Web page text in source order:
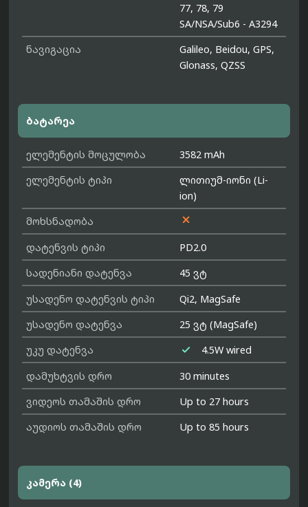
77, 78, 79
SA/NSA/Sub6 - A3294
ნავიგაცია
Galileo, Beidou, GPS,
Glonass, QZSS
ბატარეა
ელემენტის მოცულობა
3582 mAh
ელემენტის ტიპი
ლითიუმ-იონი (Li-
ion)
მოხსნადობა

დატენვის ტიპი
PD2.0
სადენიანი დატენვა
45 ვტ
უსადენო დატენვის ტიპი
Qi2, MagSafe
უსადენო დატენვა
25 ვტ (MagSafe)
უკუ დატენვა

4.5W wired
დამუხტვის დრო
30 minutes
ვიდეოს თამაშის დრო
Up to 27 hours
აუდიოს თამაშის დრო
Up to 85 hours
კამერა (4)